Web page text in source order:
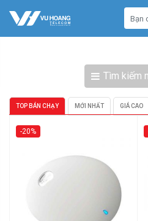
Tìm kiếm
TOP BÁN CHẠY MỚI NHẤT GIÁ CAO
-20%